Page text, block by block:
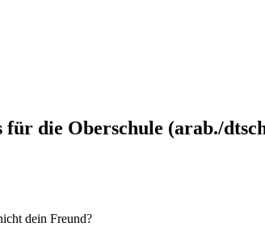
die Oberschule (arab./
dein Freund?